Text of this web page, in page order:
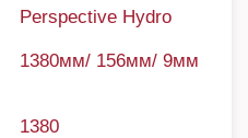
Perspective Hydro
1380мм/ 156мм/ 9мм
1380